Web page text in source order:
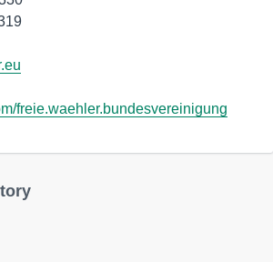
freie.waehler.bundesvereinigung